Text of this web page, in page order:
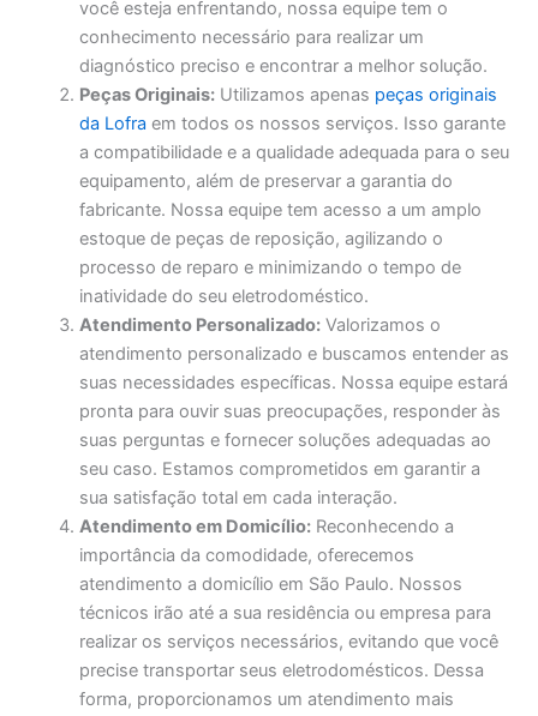
você esteja enfrentando, nossa equipe tem o
conhecimento necessário para realizar um
diagnóstico preciso e encontrar a melhor solução.
Peças Originais: Utilizamos apenas peças originais
da Lofra em todos os nossos serviços. Isso garante
a compatibilidade e a qualidade adequada para o seu
equipamento, além de preservar a garantia do
fabricante. Nossa equipe tem acesso a um amplo
estoque de peças de reposição, agilizando o
processo de reparo e minimizando o tempo de
inatividade do seu eletrodoméstico.
Atendimento Personalizado: Valorizamos o
atendimento personalizado e buscamos entender as
suas necessidades específicas. Nossa equipe estará
pronta para ouvir suas preocupações, responder às
suas perguntas e fornecer soluções adequadas ao
seu caso. Estamos comprometidos em garantir a
sua satisfação total em cada interação.
Atendimento em Domicílio: Reconhecendo a
importância da comodidade, oferecemos
atendimento a domicílio em São Paulo. Nossos
técnicos irão até a sua residência ou empresa para
realizar os serviços necessários, evitando que você
precise transportar seus eletrodomésticos. Dessa
forma, proporcionamos um atendimento mais